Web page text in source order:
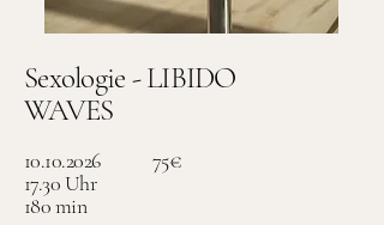
Sexologie - LIBIDO
WAVES
10.10.2026
17.30 Uhr
180 min
75€